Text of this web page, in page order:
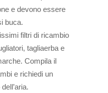
e devono essere
buca.
filtri di ricambio
tagliaerba e
Compila il
e richiedi un